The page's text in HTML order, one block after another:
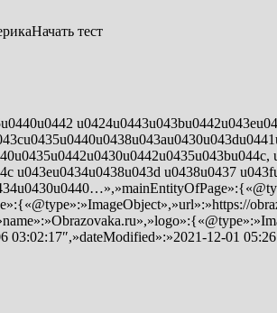
тест
u043eu0434u0438u043d u0438u0437
03:02:17″,»dateModified»:»2021-12-01